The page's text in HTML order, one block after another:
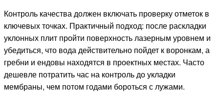
Контроль качества должен включать проверку отметок в
ключевых точках. Практичный подход: после раскладки
уклонных плит пройти поверхность лазерным уровнем и
убедиться, что вода действительно пойдет к воронкам, а
гребни и ендовы находятся в проектных местах. Часто
дешевле потратить час на контроль до укладки
мембраны, чем потом годами бороться с лужами.